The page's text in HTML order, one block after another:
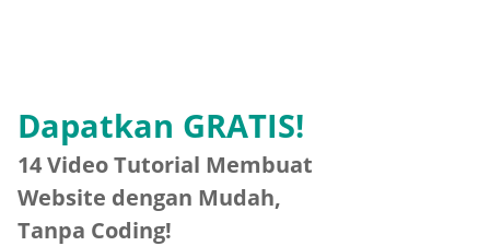
Dapatkan GRATIS!
14 Video Tutorial Membuat
Website dengan Mudah,
Tanpa Coding!